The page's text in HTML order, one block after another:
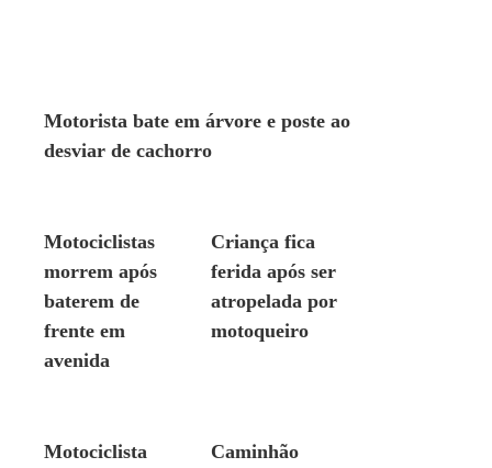
Motorista bate em árvore e poste ao
desviar de cachorro
Motociclistas
morrem após
baterem de
frente em
avenida
Criança fica
ferida após ser
atropelada por
motoqueiro
Motociclista Caminhão